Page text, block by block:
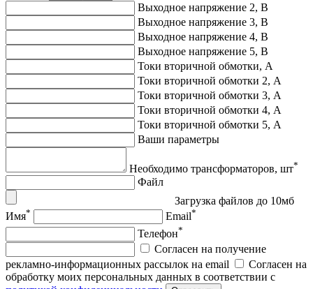
Выходное напряжение 2, В
Выходное напряжение 3, В
Выходное напряжение 4, В
Выходное напряжение 5, В
Токи вторичной обмотки, А
Токи вторичной обмотки 2, А
Токи вторичной обмотки 3, А
Токи вторичной обмотки 4, А
Токи вторичной обмотки 5, А
Ваши параметры
Необходимо трансформаторов, шт*
Файл
Загрузка файлов до 10мб
Имя* Email*
Телефон*
Согласен на получение
рекламно-информационных рассылок на email
Согласен на
обработку моих персональных данных в соответствии с